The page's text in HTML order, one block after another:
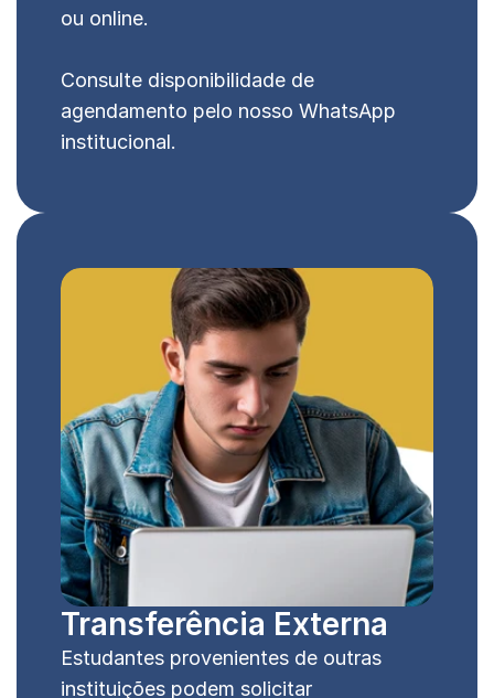
ou online.
Consulte disponibilidade de
agendamento pelo nosso WhatsApp
institucional.
Transferência Externa
Estudantes provenientes de outras
instituições podem solicitar